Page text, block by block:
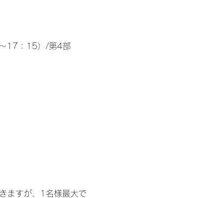
17：15）/第4部
ますが、1名様最大で